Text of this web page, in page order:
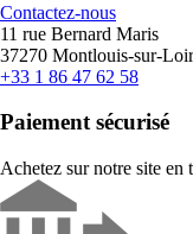
Contactez-nous
11 rue Bernard Maris
37270 Montlouis-sur-
+33 1 86 47 62 58
Paiement sécurisé
Achetez sur notre site en